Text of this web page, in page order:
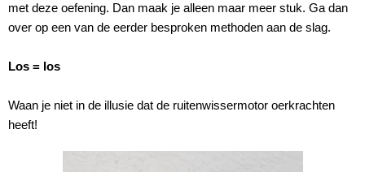
met deze oefening. Dan maak je alleen maar meer stuk. Ga dan
over op een van de eerder besproken methoden aan de slag.
Los = los
Waan je niet in de illusie dat de ruitenwissermotor oerkrachten
heeft!